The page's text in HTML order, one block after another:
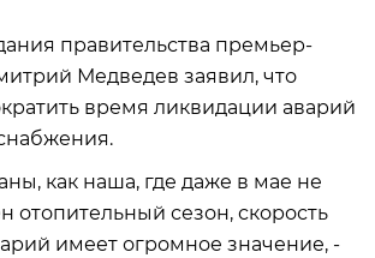
правительства премьер-
Медведев заявил, что
время ликвидации аварий
как наша, где даже в мае не
отопительный сезон, скорость
имеет огромное значение, -